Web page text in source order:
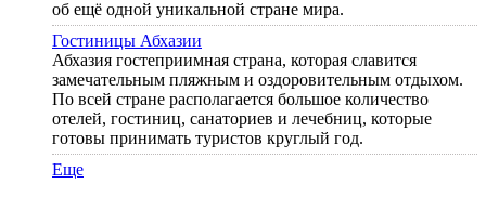
об ещё одной уникальной стране мира.
Гостиницы Абхазии
Абхазия гостеприимная страна, которая славится
замечательным пляжным и оздоровительным отдыхом.
По всей стране располагается большое количество
отелей, гостиниц, санаториев и лечебниц, которые
готовы принимать туристов круглый год.
Еще